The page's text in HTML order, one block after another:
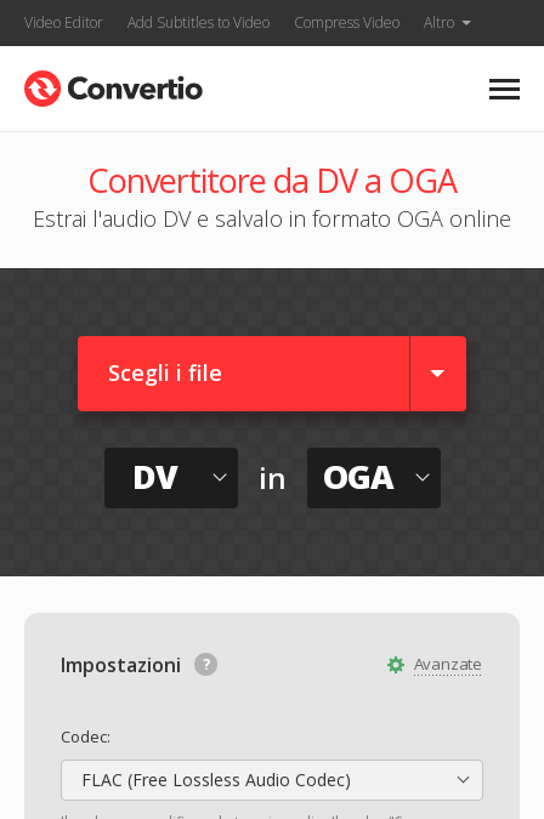
Video Editor Add Subtitles to Video Compress Video Altro
Convertitore da DV a OGA
Estrai l'audio DV e salvalo in formato OGA online
Scegli i file
DV in OGA
Avanzate
Impostazioni
Codec:
FLAC (Free Lossless Audio Codec)